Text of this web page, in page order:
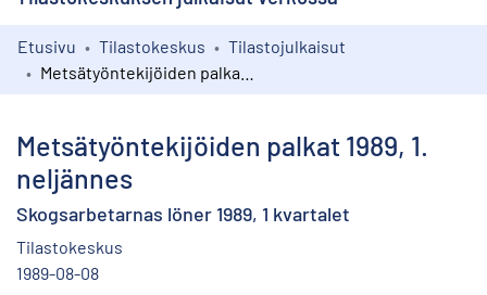
Kokoelmat
Etusivu Tilastokeskus
Tilastojulkaisut
Metsätyöntekijöiden palkat 1989, 1.
neljännes
Skogsarbetarnas löner 1989, 1 kvartalet
Tilastokeskus
1989-08-08